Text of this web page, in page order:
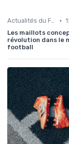
Actualités du Football et Nouveautés •
Les maillots
révolution dans le
football